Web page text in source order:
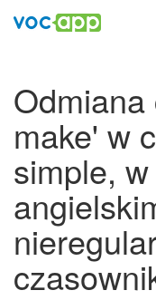
make' w
simple,